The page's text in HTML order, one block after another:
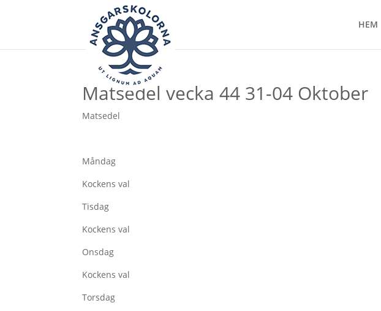
HEM
Matsedel vecka 44 31-04 Oktober
Matsedel
Måndag
Kockens val
Tisdag
Kockens val
Onsdag
Kockens val
Torsdag